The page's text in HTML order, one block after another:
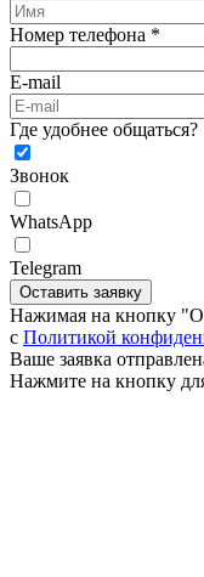
Номер телефона *
E-mail
Где удобнее общаться?
Звонок
WhatsApp
Telegram
Оставить заявку
Нажимая на кнопку
c Политикой
Ваше заявка
Нажмите на кнопку